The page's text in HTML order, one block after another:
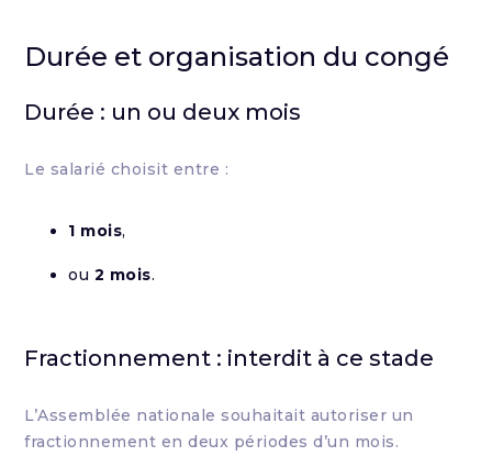
Durée et organisation du congé
Durée : un ou deux mois
Le salarié choisit entre :
1 mois,
ou 2 mois.
Fractionnement : interdit à ce stade
L’Assemblée nationale souhaitait autoriser un
fractionnement en deux périodes d’un mois.